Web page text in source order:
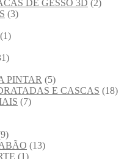
DE GESSO 3D (2)
(3)
(1)
PINTAR (5)
E CASCAS (18)
(7)
(13)
(1)